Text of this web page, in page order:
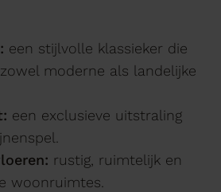
een stijlvolle klassieker die
moderne als landelijke
een exclusieve uitstraling
rustig, ruimtelijk en
woonruimtes.